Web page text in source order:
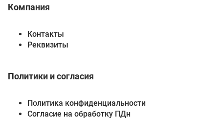
Компания
Контакты
Реквизиты
Политики и согласия
Политика конфиденциальности
Согласие на обработку ПДн